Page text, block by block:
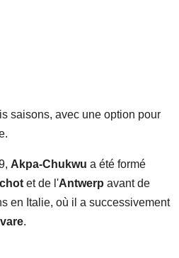
saisons, avec une option pour
Akpa-Chukwu a été formé
et de l'Antwerp avant de
en Italie, où il a successivement
.